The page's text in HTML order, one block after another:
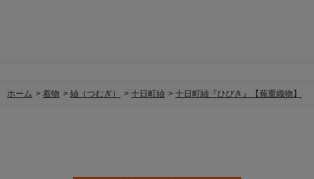
ホーム > 着物 > 紬（つむぎ） > 十日町紬 > 十日町紬『ひびき』【蕪重織物】